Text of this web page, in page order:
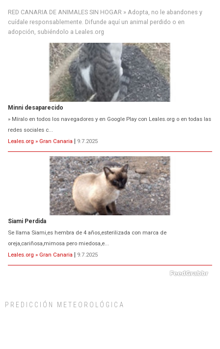
RED CANARIA DE ANIMALES SIN HOGAR » Adopta, no le abandones y
cuídale responsablemente. Difunde aquí un animal perdido o en
adopción, subiéndolo a Leales.org
Minni desaparecido
» Míralo en todos los navegadores y en Google Play con Leales.org o en todas las
redes sociales c...
Leales.org » Gran Canaria
9.7.2025
Siami Perdida
Se llama Siami,es hembra de 4 años,esterilizada con marca de
oreja,cariñosa,mimosa pero miedosa,e...
Leales.org » Gran Canaria
9.7.2025
PREDICCIÓN METEOROLÓGICA